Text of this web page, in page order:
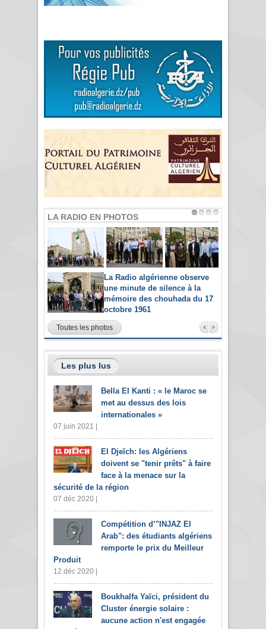
LA RADIO EN PHOTOS
La Radio algérienne observe
une minute de silence à la
mémoire des chouhada du 17
octobre 1961
Toutes les photos
Les plus lus
Bella El Kanti : « le Maroc se
met au dessus des lois
internationales »
07 juin 2021 |
El Djeïch: les Algériens
doivent se "tenir prêts" à faire
face à la menace sur la
sécurité de la région
07 déc 2020 |
Compétition d’"INJAZ El
Arab": des étudiants algériens
remporte le prix du Meilleur
Produit
12 déc 2020 |
Boukhalfa Yaïci, président du
Cluster énergie solaire :
aucune action n'est engagée